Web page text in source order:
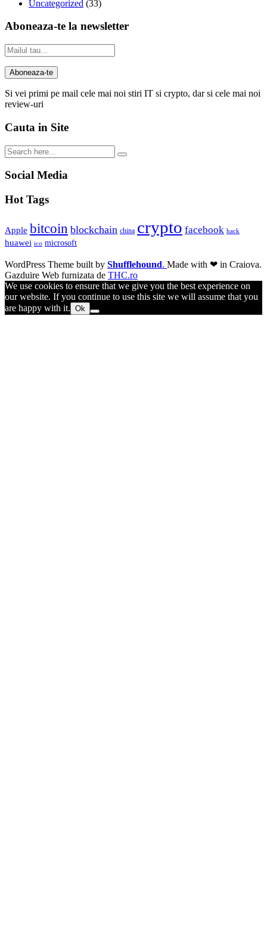
Uncategorized (33)
Aboneaza-te la newsletter
Si vei primi pe mail cele mai noi stiri IT si crypto, dar si cele mai noi
review-uri
Cauta in Site
Social Media
Hot Tags
Apple bitcoin blockchain china crypto facebook hack
huawei ico microsoft
WordPress Theme built by Shufflehound. Made with ❤ in Craiova.
Gazduire Web furnizata de THC.ro
We use cookies to ensure that we give you the best experience on
our website. If you continue to use this site we will assume that you
are happy with it. Ok